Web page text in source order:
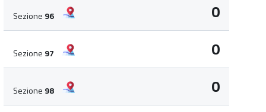
Sezione 96 0
Sezione 97 0
Sezione 98 0